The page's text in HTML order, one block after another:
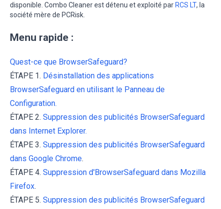
disponible. Combo Cleaner est détenu et exploité par RCS LT, la
société mère de PCRisk.
Menu rapide :
Quest-ce que BrowserSafeguard?
ÉTAPE 1. Désinstallation des applications
BrowserSafeguard en utilisant le Panneau de
Configuration.
ÉTAPE 2. Suppression des publicités BrowserSafeguard
dans Internet Explorer.
ÉTAPE 3. Suppression des publicités BrowserSafeguard
dans Google Chrome.
ÉTAPE 4. Suppression d'BrowserSafeguard dans Mozilla
Firefox.
ÉTAPE 5. Suppression des publicités BrowserSafeguard